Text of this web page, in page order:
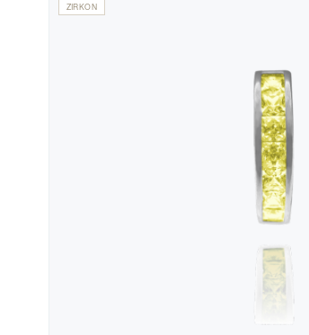
ZIRKON